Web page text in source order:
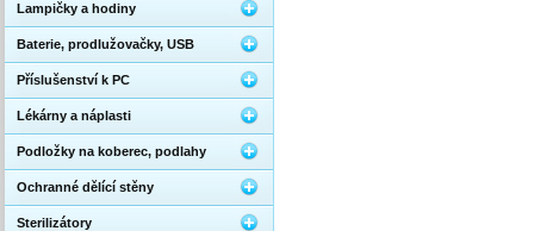
Lampičky a hodiny
Baterie, prodlužovačky, USB
Příslušenství k PC
Lékárny a náplasti
Podložky na koberec, podlahy
Ochranné dělící stěny
Sterilizátory